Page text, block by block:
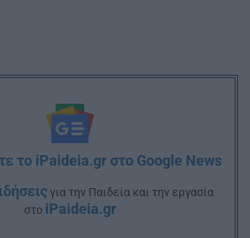
το iPaideia.gr στο Google News
για την Παιδεία και την εργασία
στο iPaideia.gr